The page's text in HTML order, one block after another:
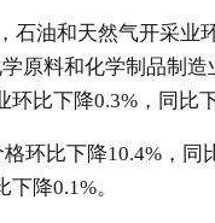
石油和天然气开采业
学原料和化学制品制
环比下降0.3% ，同比
环比下降10.4% ，同
下降0.1%。